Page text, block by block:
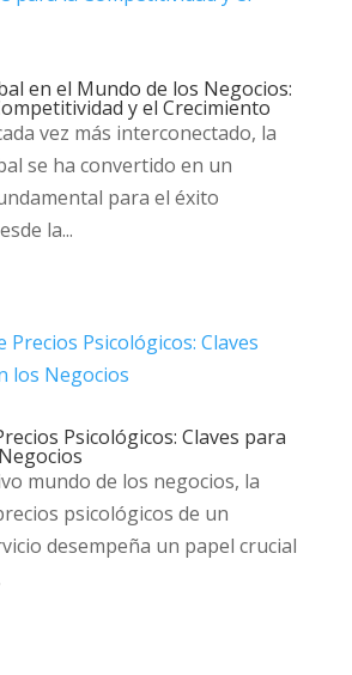
en el Mundo de los Negocios:
y el Crecimiento
vez más interconectado, la
se ha convertido en un
para el éxito
la...
Psicológicos: Claves para
mundo de los negocios, la
psicológicos de un
desempeña un papel crucial